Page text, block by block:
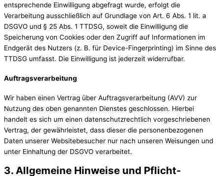
entsprechende Einwilligung abgefragt wurde, erfolgt die
Verarbeitung ausschließlich auf Grundlage von Art. 6 Abs. 1 lit. a
DSGVO und § 25 Abs. 1 TTDSG, soweit die Einwilligung die
Speicherung von Cookies oder den Zugriff auf Informationen im
Endgerät des Nutzers (z. B. für Device-Fingerprinting) im Sinne des
TTDSG umfasst. Die Einwilligung ist jederzeit widerrufbar.
Auftragsverarbeitung
Wir haben einen Vertrag über Auftragsverarbeitung (AVV) zur
Nutzung des oben genannten Dienstes geschlossen. Hierbei
handelt es sich um einen datenschutzrechtlich vorgeschriebenen
Vertrag, der gewährleistet, dass dieser die personenbezogenen
Daten unserer Websitebesucher nur nach unseren Weisungen und
unter Einhaltung der DSGVO verarbeitet.
3. Allgemeine Hinweise und Pflicht­